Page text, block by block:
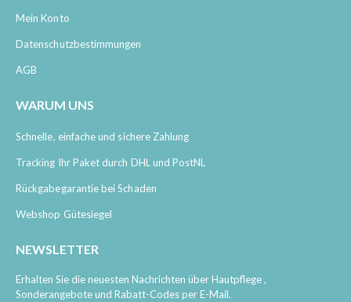
Mein Konto
Datenschutzbestimmungen
AGB
WARUM UNS
Schnelle, einfache und sichere Zahlung
Tracking Ihr Paket durch DHL und PostNL
Rückgabegarantie bei Schaden
Webshop Gütesiegel
NEWSLETTER
Erhalten Sie die neuesten Nachrichten über Hautpflege ,
Sonderangebote und Rabatt-Codes per E-Mail.